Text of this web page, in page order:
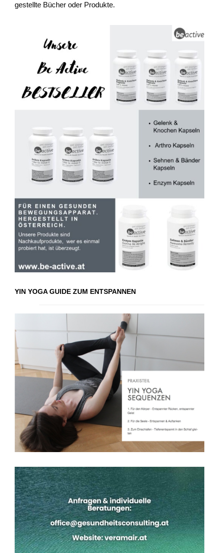
gestellte Bücher oder Produkte.
YIN YOGA GUIDE ZUM ENTSPANNEN